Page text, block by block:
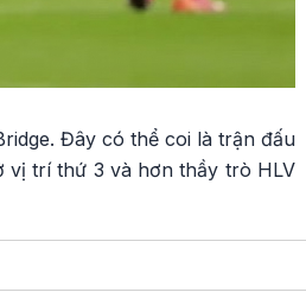
Đây có thể coi là trận đấu
vị trí thứ 3 và hơn thầy trò HLV